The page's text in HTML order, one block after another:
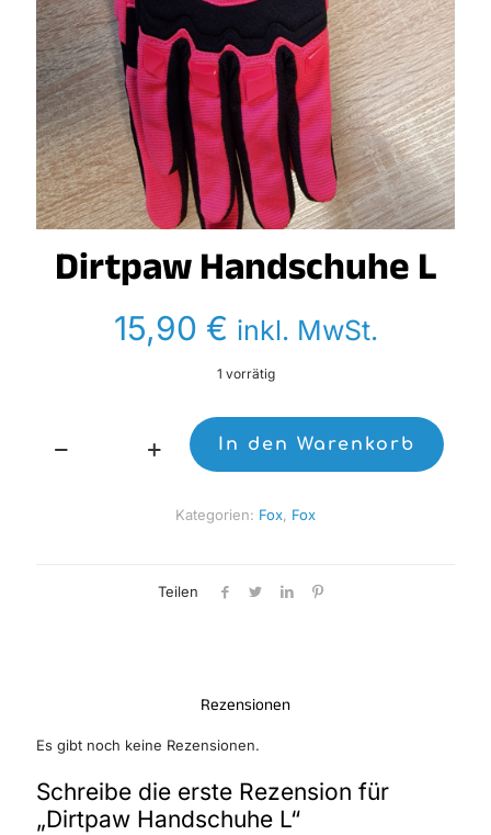
Dirtpaw Handschuhe L
15,90 € inkl. MwSt.
1 vorrätig
Dirtpaw
In den Warenkorb
Kategorien: Fox, Fox
Teilen
Rezensionen
Es gibt noch keine Rezensionen.
Schreibe die erste Rezension für
„Dirtpaw Handschuhe L“